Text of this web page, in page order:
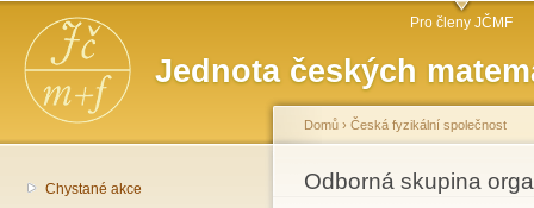
Jednota českých
Hlavní menu Pro členy JČMF
Chystané akce
Jste zde
Domů › Česká fyzikální společnost
Odborná skupina